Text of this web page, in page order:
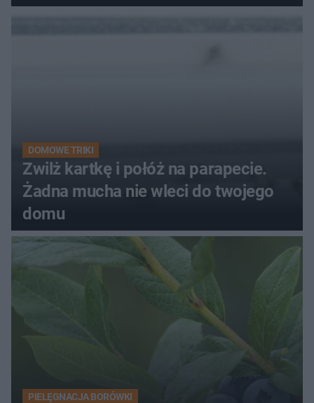
DOMOWE TRIKI
Zwilż kartkę i połóż na parapecie.
Żadna mucha nie wleci do twojego
domu
PIELĘGNACJA BORÓWKI